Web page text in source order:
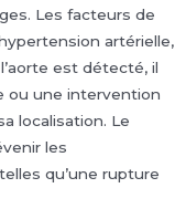
Les facteurs de
artérielle,
est détecté, il
ou une intervention
localisation. Le
les
qu’une rupture